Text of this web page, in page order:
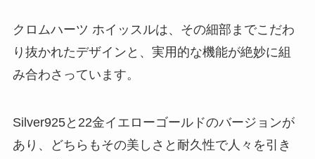
クロムハーツ ホイッスルは、その細部までこだわ
り抜かれたデザインと、実用的な機能が絶妙に組
み合わさっています。
Silver925と22金イエローゴールドのバージョンが
あり、どちらもその美しさと耐久性で人々を引き